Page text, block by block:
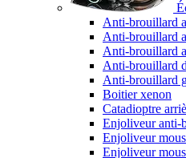
Anti-brouillard
Anti-brouillard
Anti-brouillard
Anti-brouillard
Anti-brouillard
Boitier xenon
Catadioptre
Enjoliveur anti-
Enjoliveur
Enjoliveur